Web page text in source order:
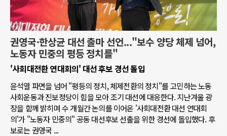
권영국·한상균 대선 출마 선언..."보수 양당 체제 넘어,
노동자 민중의 평등 정치를"
'사회대전환 연대회의' 대선 후보 경선 돌입
윤석열 파면을 넘어 "평등의 정치, 체제전환의 정치"를 고민하는 노동
사회운동과 진보정당이 힘을 모아 조기 대선에 대응한다. 지난겨울 광
장을 함께 밝히며 수 개월간 논의를 이어온 '사회대전환 대선 연대회
의'가 "노동자 민중의" 공동 대선후보 선출을 위한 경선에 돌입했다. 후
보로는 권영국 ...